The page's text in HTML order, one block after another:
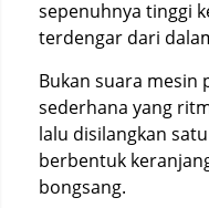
sepenuhnya tinggi
terdengar dari
Bukan suara mesin
sederhana yang
lalu disilangkan
berbentuk
bongsang.